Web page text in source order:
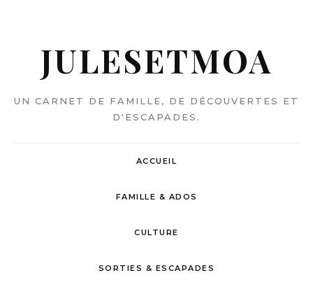
JULESETMOA
UN CARNET DE FAMILLE, DE DÉCOUVERTES ET
D'ESCAPADES.
ACCUEIL
FAMILLE & ADOS
CULTURE
SORTIES & ESCAPADES